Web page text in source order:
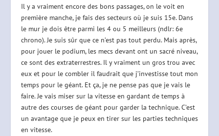
Il y a vraiment encore des bons passages, on le voit en
première manche, je fais des secteurs où je suis 15e. Dans
le mur je dois être parmi les 4 ou 5 meilleurs (ndlr: 6e
chrono). Je suis sûr que ce n’est pas tout perdu. Mais après,
pour jouer le podium, les mecs devant ont un sacré niveau,
ce sont des extraterrestres. Il y vraiment un gros trou avec
eux et pour le combler il faudrait que j’investisse tout mon
temps pour le géant. Et ça, je ne pense pas que je vais le
faire. Je vais miser sur la vitesse en gardant de temps à
autre des courses de géant pour garder la technique. C’est
un avantage que je peux en tirer sur les parties techniques
en vitesse.